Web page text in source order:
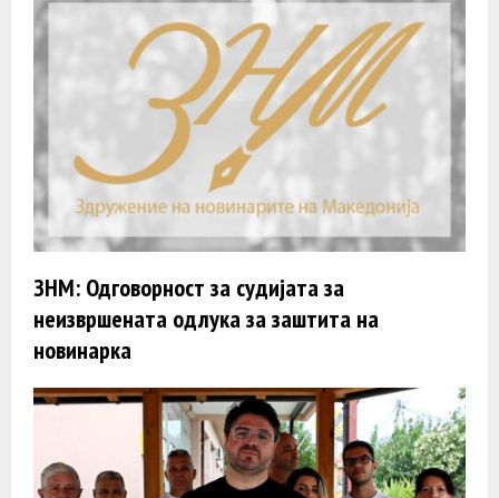
ЗНМ: Одговорност за судијата за
неизвршената одлука за заштита на
новинарка